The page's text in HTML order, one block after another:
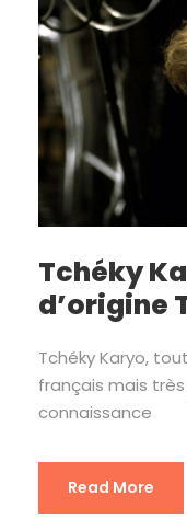
Tchéky
d’origine
Tchéky Karyo,
français mais
connaissance
Read More